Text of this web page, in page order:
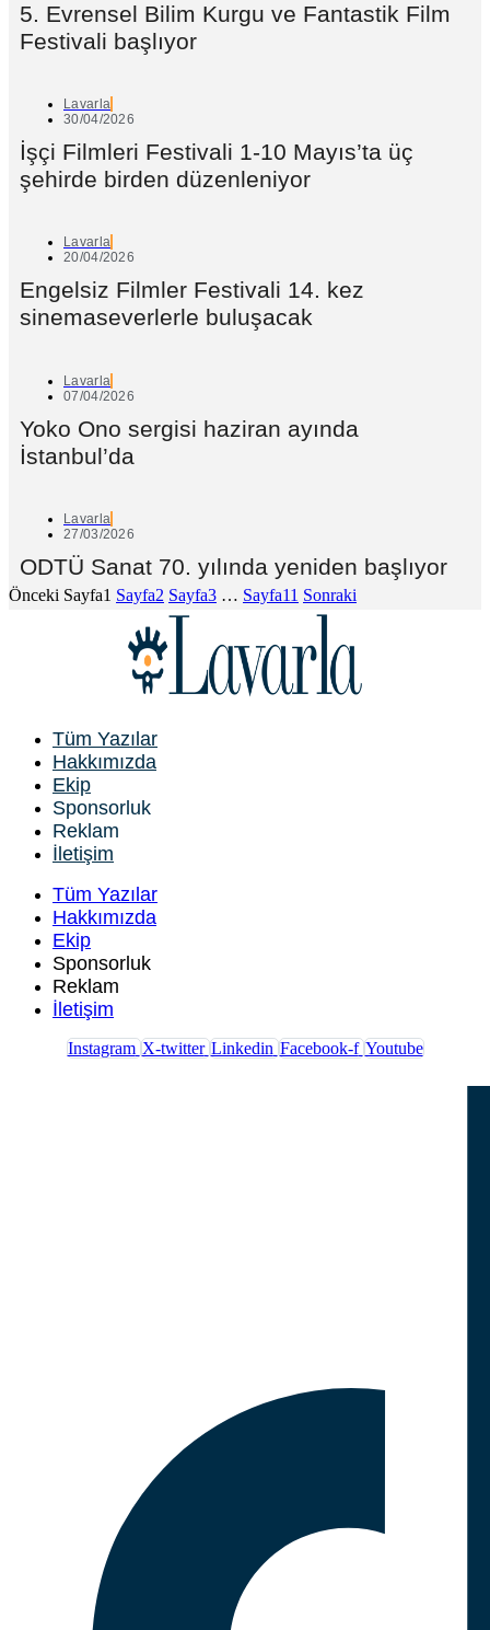
5. Evrensel Bilim Kurgu ve Fantastik Film
Festivali başlıyor
Lavarla
30/04/2026
İşçi Filmleri Festivali 1-10 Mayıs’ta üç
şehirde birden düzenleniyor
Lavarla
20/04/2026
Engelsiz Filmler Festivali 14. kez
sinemaseverlerle buluşacak
Lavarla
07/04/2026
Yoko Ono sergisi haziran ayında
İstanbul’da
Lavarla
27/03/2026
ODTÜ Sanat 70. yılında yeniden başlıyor
Önceki Sayfa1 Sayfa2 Sayfa3 … Sayfa11 Sonraki
Tüm Yazılar
Hakkımızda
Ekip
Sponsorluk
Reklam
İletişim
Tüm Yazılar
Hakkımızda
Ekip
Sponsorluk
Reklam
İletişim
Instagram X-twitter Linkedin Facebook-f Youtube